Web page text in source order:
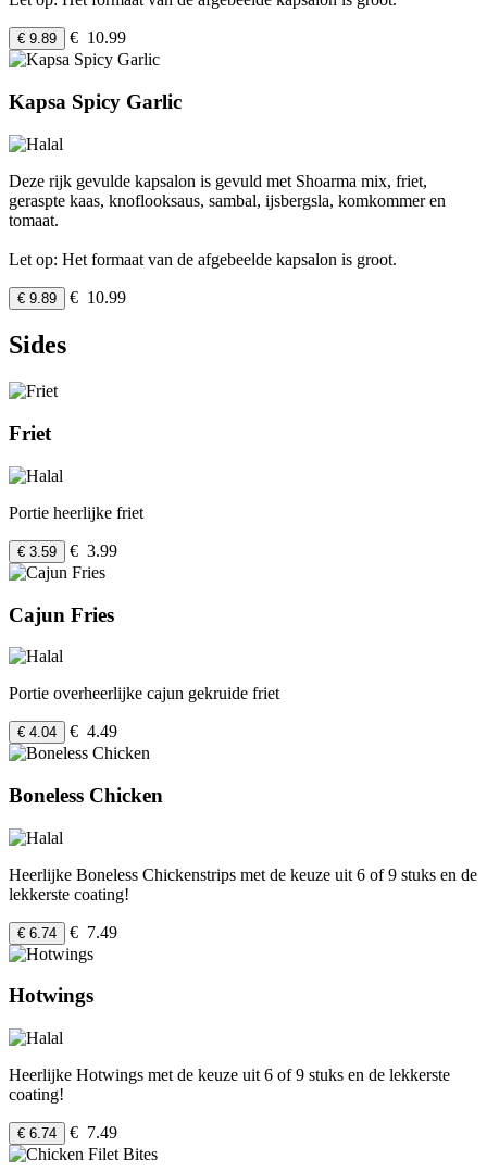
€ 9.89 € 10.99
Kapsa Spicy Garlic
Deze rijk gevulde kapsalon is gevuld met Shoarma mix, friet,
geraspte kaas, knoflooksaus, sambal, ijsbergsla, komkommer en
tomaat.
Let op: Het formaat van de afgebeelde kapsalon is groot.
€ 9.89 € 10.99
Sides
Friet
Portie heerlijke friet
€ 3.59 € 3.99
Cajun Fries
Portie overheerlijke cajun gekruide friet
€ 4.04 € 4.49
Boneless Chicken
Heerlijke Boneless Chickenstrips met de keuze uit 6 of 9 stuks en de
lekkerste coating!
€ 6.74 € 7.49
Hotwings
Heerlijke Hotwings met de keuze uit 6 of 9 stuks en de lekkerste
coating!
€ 6.74 € 7.49